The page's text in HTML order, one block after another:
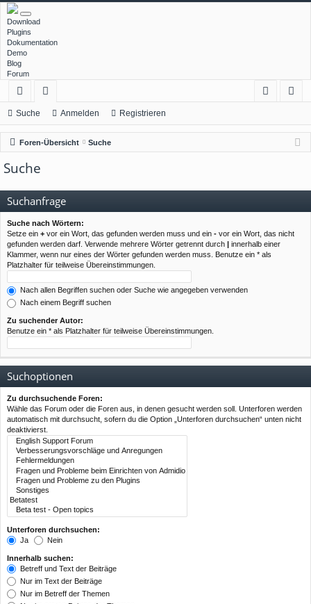
Download
Plugins
Dokumentation
Demo
Blog
Forum
ch
ne
llz
ug
rif
f
en
m
el
ist
rie
Suche Anmelden Registrieren
Foren-Übersicht Suche
Suche
Suchanfrage
Suche nach Wörtern:
Setze ein + vor ein Wort, das gefunden werden muss und ein - vor ein Wort, das nicht
gefunden werden darf. Verwende mehrere Wörter getrennt durch | innerhalb einer
Klammer, wenn nur eines der Wörter gefunden werden muss. Benutze ein * als
Platzhalter für teilweise Übereinstimmungen.
Nach allen Begriffen suchen oder Suche wie angegeben verwenden
Nach einem Begriff suchen
Zu suchender Autor:
Benutze ein * als Platzhalter für teilweise Übereinstimmungen.
Suchoptionen
Zu durchsuchende Foren:
Wähle das Forum oder die Foren aus, in denen gesucht werden soll. Unterforen werden
automatisch mit durchsucht, sofern du die Option „Unterforen durchsuchen“ unten nicht
deaktivierst.
Unterforen durchsuchen:
Ja
Nein
Innerhalb suchen:
Betreff und Text der Beiträge
Nur im Text der Beiträge
Nur im Betreff der Themen